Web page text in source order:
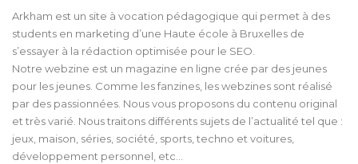
Arkham est un site à vocation pédagogique qui permet à des
students en marketing d’une Haute école à Bruxelles de
s’essayer à la rédaction optimisée pour le SEO.
Notre webzine est un magazine en ligne crée par des jeunes
pour les jeunes. Comme les fanzines, les webzines sont réalisé
par des passionnées. Nous vous proposons du contenu original
et très varié. Nous traitons différents sujets de l’actualité tel que :
jeux, maison, séries, société, sports, techno et voitures,
développement personnel, etc…